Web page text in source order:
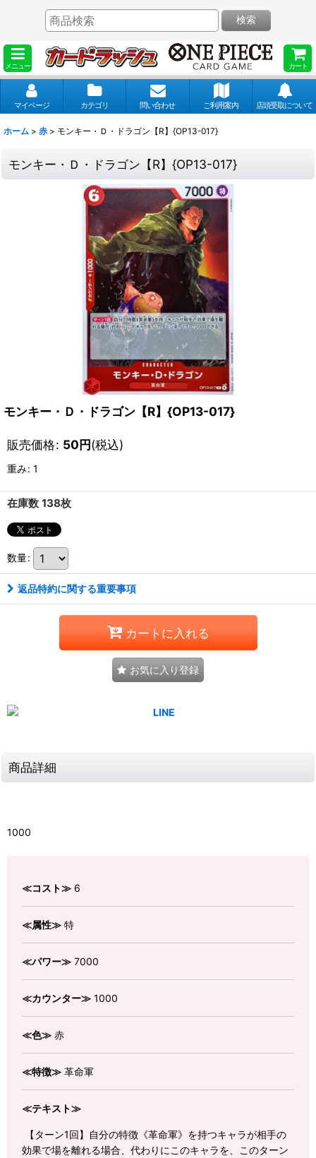
メニュー カート
検索
マイページ カテゴリ 問い合わせ ご利用案内 店頭受取について
ホーム > 赤 > モンキー・Ｄ・ドラゴン【R】{OP13-017}
モンキー・Ｄ・ドラゴン【R】{OP13-017}
モンキー・Ｄ・ドラゴン【R】{OP13-017}
販売価格: 50円(税込)
重み: 1
在庫数 138枚
数量:
返品特約に関する重要事項
カートに入れる
お気に入り登録
商品詳細
1000
≪コスト≫ 6
≪属性≫ 特
≪パワー≫ 7000
≪カウンター≫ 1000
≪色≫ 赤
≪特徴≫ 革命軍
≪テキスト≫
【ターン1回】自分の特徴《革命軍》を持つキャラが相手の
効果で場を離れる場合、代わりにこのキャラを、このターン